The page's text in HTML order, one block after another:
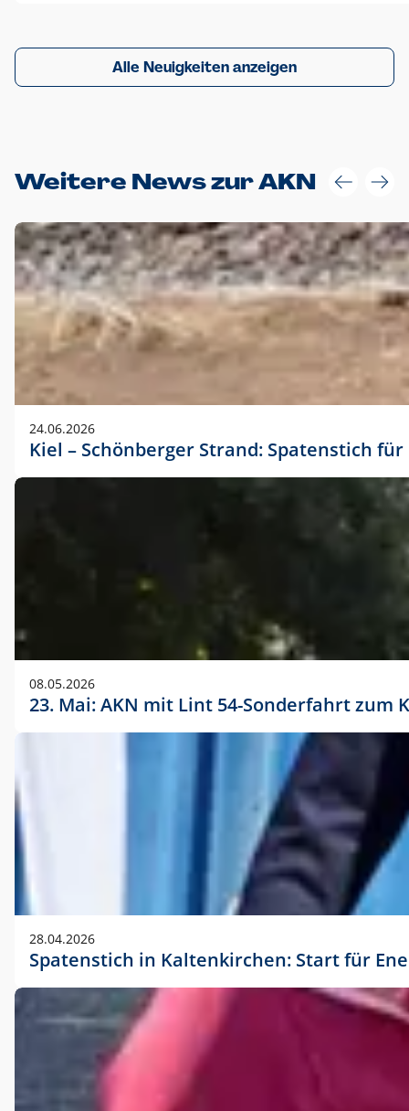
Alle Neuigkeiten anzeigen
Weitere News zur AKN
24.06.2026
Kiel – Schönberger Strand: Spatenstich
08.05.2026
23. Mai: AKN mit Lint 54-Sonderfahrt
28.04.2026
Spatenstich in Kaltenkirchen: Start für